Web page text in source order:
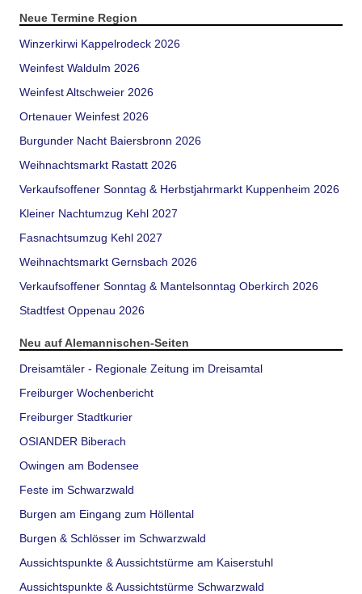
Neue Termine Region
Winzerkirwi Kappelrodeck 2026
Weinfest Waldulm 2026
Weinfest Altschweier 2026
Ortenauer Weinfest 2026
Burgunder Nacht Baiersbronn 2026
Weihnachtsmarkt Rastatt 2026
Verkaufsoffener Sonntag & Herbstjahrmarkt Kuppenheim 2026
Kleiner Nachtumzug Kehl 2027
Fasnachtsumzug Kehl 2027
Weihnachtsmarkt Gernsbach 2026
Verkaufsoffener Sonntag & Mantelsonntag Oberkirch 2026
Stadtfest Oppenau 2026
Neu auf Alemannischen-Seiten
Dreisamtäler - Regionale Zeitung im Dreisamtal
Freiburger Wochenbericht
Freiburger Stadtkurier
OSIANDER Biberach
Owingen am Bodensee
Feste im Schwarzwald
Burgen am Eingang zum Höllental
Burgen & Schlösser im Schwarzwald
Aussichtspunkte & Aussichtstürme am Kaiserstuhl
Aussichtspunkte & Aussichtstürme Schwarzwald